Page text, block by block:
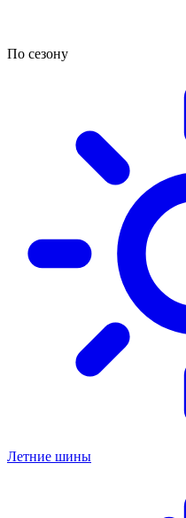
По сезону
Летние шины